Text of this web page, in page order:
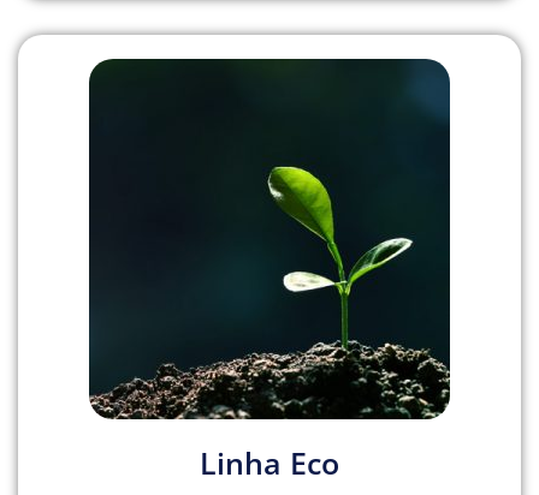
Linha Eco